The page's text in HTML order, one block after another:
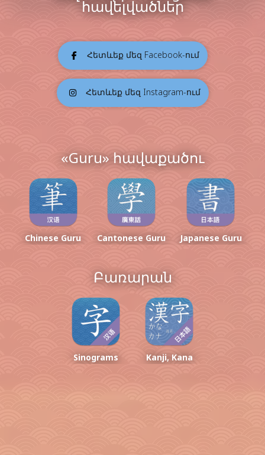
հավելվածներ
Հետևեք մեզ Facebook-ում
Հետևեք մեզ Instagram-ում
«Guru»հավաքածու
Chinese Guru Cantonese Guru Japanese Guru
Բառարան
Sinograms Kanji, Kana